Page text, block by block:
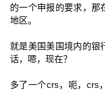
的一个申报的要求，那
地区。
就是美国美国境内的银
话，嗯，现在？
多了一个crs，呃，crs